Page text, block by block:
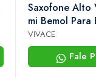
Saxofone Alto
mi Bemol Para
Case
VIVACE
Fale